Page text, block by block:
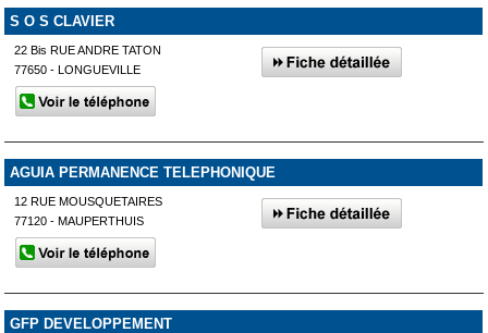
S O S CLAVIER
22 Bis RUE ANDRE TATON
77650 - LONGUEVILLE
AGUIA PERMANENCE TELEPHONIQUE
12 RUE MOUSQUETAIRES
77120 - MAUPERTHUIS
GFP DEVELOPPEMENT